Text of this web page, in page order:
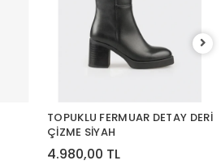
TOPUKLU FERMUAR DETAY DERİ
ÇİZME SİYAH
4.980,00 TL